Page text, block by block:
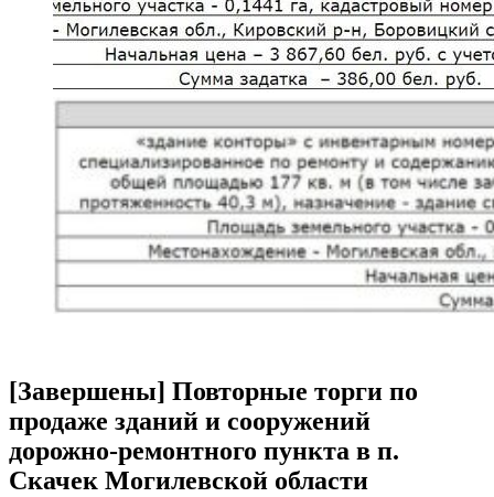
[Завершены] Повторные торги по
продаже зданий и сооружений
дорожно-ремонтного пункта в п.
Скачек Могилевской области